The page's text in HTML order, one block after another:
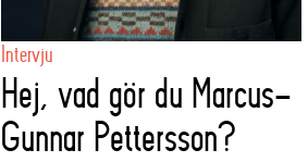
Intervju
Hej, vad gör du Marcus-
Gunnar Pettersson?